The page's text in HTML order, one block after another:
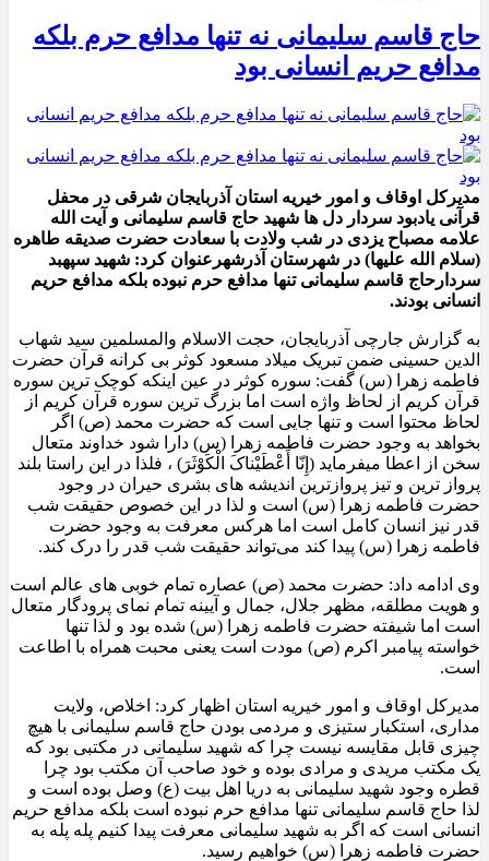
حاج قاسم سلیمانی نه تنها مدافع حرم بلکه
مدافع حریم انسانی بود
مدیرکل اوقاف و امور خیریه استان آذربایجان شرقی در محفل
قرآنی یادبود سردار دل ها شهید حاج قاسم سلیمانی و آیت الله
علامه مصباح یزدی در شب ولادت با سعادت حضرت صدیقه طاهره
(سلام الله علیها) در شهرستان آذرشهرعنوان کرد: شهید سپهبد
سردارحاج قاسم سلیمانی تنها مدافع حرم نبوده بلکه مدافع حریم
انسانی بودند.
به گزارش جارچی آذربایجان، حجت الاسلام والمسلمین سید شهاب
الدین حسینی ضمن تبریک میلاد مسعود کوثر بی کرانه قرآن حضرت
فاطمه زهرا (س) گفت: سوره کوثر در عین اینکه کوچک ترین سوره
قرآن کریم از لحاظ واژه است اما بزرگ ترین سوره قرآن کریم از
لحاظ محتوا است و تنها جایی است که حضرت محمد (ص) اگر
بخواهد به وجود حضرت فاطمه زهرا (س) دارا شود خداوند متعال
سخن از اعطا میفرماید (إِنّا أَعْطَیْناکَ الْکَوْثَرَ) ، فلذا در این راستا بلند
پرواز ترین و تیز پروازترین اندیشه های بشری حیران در وجود
حضرت فاطمه زهرا (س) است و لذا در این خصوص حقیقت شب
قدر نیز انسان کامل است اما هرکس معرفت به وجود حضرت
فاطمه زهرا (س) پیدا کند می‌تواند حقیقت شب قدر را درک کند.
وی ادامه داد: حضرت محمد (ص) عصاره تمام خوبی های عالم است
و هویت مطلقه، مظهر جلال، جمال و آیینه تمام نمای پرودگار متعال
است اما شیفته حضرت فاطمه زهرا (س) شده بود و لذا تنها
خواسته پیامبر اکرم (ص) مودت است یعنی محبت همراه با اطاعت
است.
مدیرکل اوقاف و امور خیریه استان اظهار کرد: اخلاص، ولایت
مداری، استکبار ستیزی و مردمی بودن حاج قاسم سلیمانی با هیچ
چیزی قابل مقایسه نیست چرا که شهید سلیمانی در مکتبی بود که
یک مکتب مریدی و مرادی بوده و خود صاحب آن مکتب بود چرا
قطره وجود شهید سلیمانی به دریا اهل بیت (ع) وصل بوده است و
لذا حاج قاسم سلیمانی تنها مدافع حرم نبوده است بلکه مدافع حریم
انسانی است که اگر به شهید سلیمانی معرفت پیدا کنیم پله پله به
حضرت فاطمه زهرا (س) خواهیم رسید.